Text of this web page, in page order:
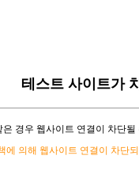
테스트 사이트가
은 경우 웹사이트 연결이 차단될
에 의해 웹사이트 연결이 차단